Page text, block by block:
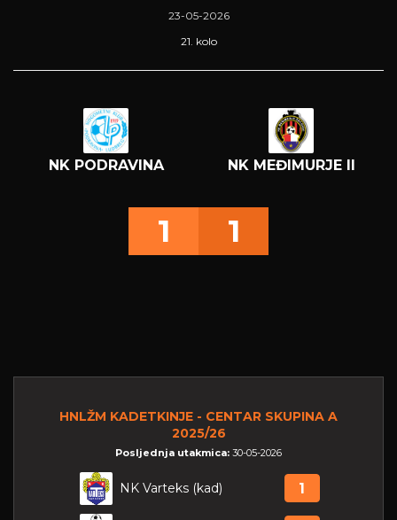
23-05-2026
21. kolo
NK PODRAVINA NK MEĐIMURJE II
1 1
HNLŽM KADETKINJE - CENTAR SKUPINA A
2025/26
Posljednja utakmica: 30-05-2026
NK Varteks (kad) 1